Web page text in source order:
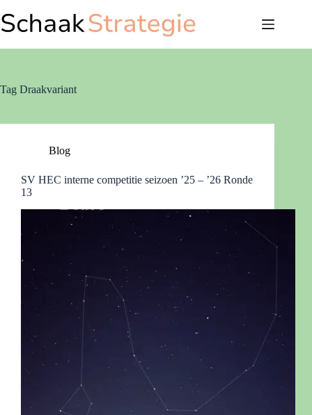
naar
de
Tag Draakvariant
Blog
SV HEC interne competitie seizoen ’25 – ’26 Ronde
13